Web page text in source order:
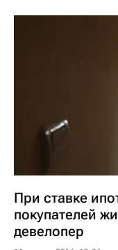
При ставке
покупателей
девелопер